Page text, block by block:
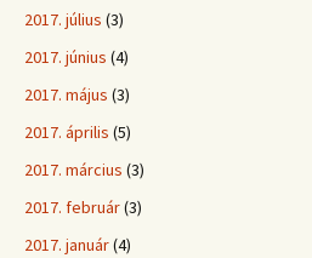
2017. július (3)
2017. június (4)
2017. május (3)
2017. április (5)
2017. március (3)
2017. február(3)
2017. január(4)